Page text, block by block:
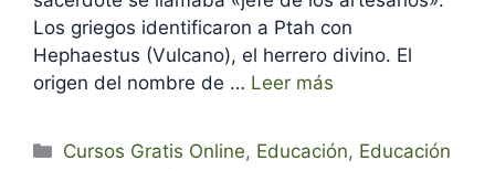
Los griegos identificaron a Ptah con
Hephaestus (Vulcano), el herrero divino. El
origen del nombre de … Leer más
Categorías
Cursos Gratis Online, Educación, Educación